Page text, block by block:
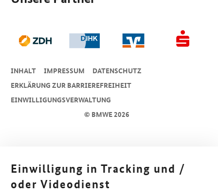
© BMWE 2026
INHALT IMPRESSUM
DA­TEN­SCHUTZ
ERKLÄRUNG ZUR BARRIEREFREIHEIT
EINWILLIGUNGSVERWALTUNG
Einwilligung in Tracking und /
oder Videodienst